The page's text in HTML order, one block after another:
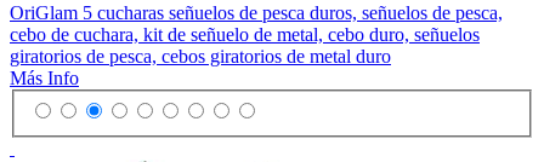
OriGlam 5 cucharas señuelos de pesca duros, señuelos de pesca,
cebo de cuchara, kit de señuelo de metal, cebo duro, señuelos
giratorios de pesca, cebos giratorios de metal duro
Más Info